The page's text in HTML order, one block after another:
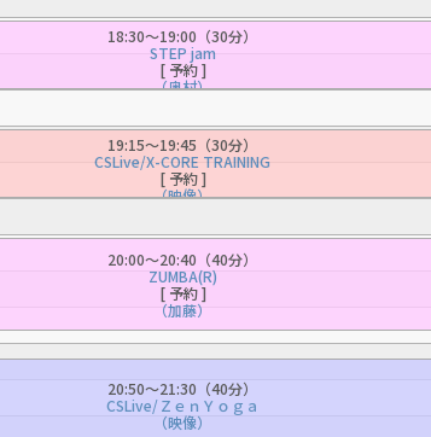
18:30〜19:00（30分）
STEP jam
[ 予約 ]
（奥村）
19:15〜19:45（30分）
CSLive/X-CORE TRAINING
[ 予約 ]
（映像）
20:00〜20:40（40分）
ZUMBA(R)
[ 予約 ]
（加藤）
20:50〜21:30（40分）
CSLive/ＺｅｎＹｏｇａ
（映像）
not be an accurate translation.
The translation may differ from the
original content. We ask that you
the service.